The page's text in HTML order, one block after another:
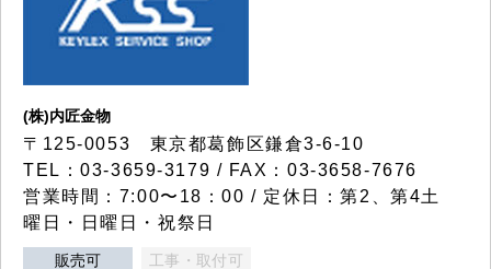
(株)内匠金物
〒125-0053 東京都葛飾区鎌倉3-6-10
TEL：03-3659-3179 / FAX：03-3658-7676
営業時間：7:00〜18：00 / 定休日：第2、第4土
曜日・日曜日・祝祭日
販売可 工事・取付可